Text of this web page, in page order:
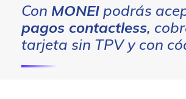
Con MONEI podrás
pagos contactless,
tarjeta sin TPV y con